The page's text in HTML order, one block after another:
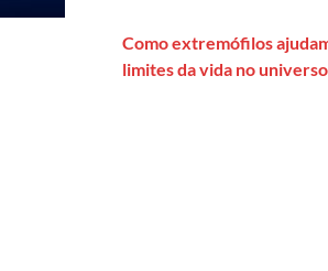
Como extremófilos
limites da vida no